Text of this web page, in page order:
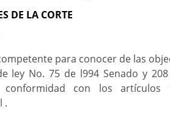
DE LA CORTE
para conocer de las
ley No. 75 de l994 Senado y
conformidad con los
.